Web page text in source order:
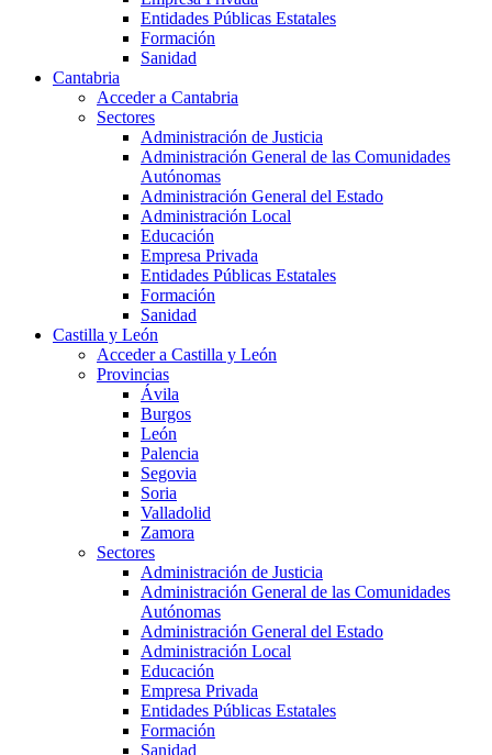
Entidades Públicas Estatales
Formación
Sanidad
Cantabria
Acceder a Cantabria
Sectores
Administración de Justicia
Administración General de las Comunidades
Autónomas
Administración General del Estado
Administración Local
Educación
Empresa Privada
Entidades Públicas Estatales
Formación
Sanidad
Castilla y León
Acceder a Castilla y León
Provincias
Ávila
Burgos
León
Palencia
Segovia
Soria
Valladolid
Zamora
Sectores
Administración de Justicia
Administración General de las Comunidades
Autónomas
Administración General del Estado
Administración Local
Educación
Empresa Privada
Entidades Públicas Estatales
Formación
Sanidad